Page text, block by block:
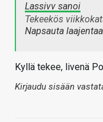
Lassivv sanoi
Tekeekös
Napsauta
Kyllä tekee, livenä
Kirjaudu sisään